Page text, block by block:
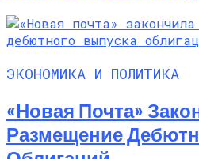
ЭКОНОМИКА И ПОЛИТИКА
«Новая Почта»
Размещение